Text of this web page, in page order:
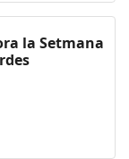
la Setmana